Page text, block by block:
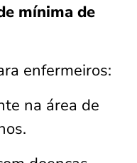
mínima de
enfermeiros:
na área de